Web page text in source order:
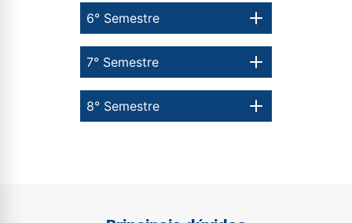
8° Semestre
7° Semestre
6° Semestre